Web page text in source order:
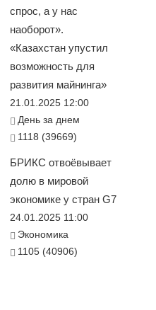
спрос, а у нас
наоборот».
«Казахстан упустил
возможность для
развития майнинга»
21.01.2025 12:00
День за днем
1118 (39669)
БРИКС отвоёвывает
долю в мировой
экономике у стран G7
24.01.2025 11:00
Экономика
1105 (40906)